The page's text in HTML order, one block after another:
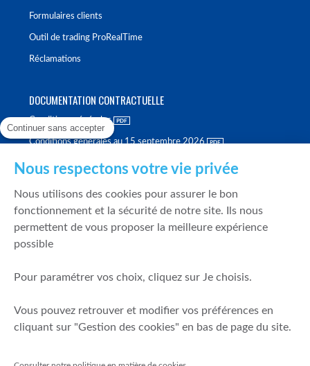
Formulaires clients
Outil de trading ProRealTime
Réclamations
DOCUMENTATION CONTRACTUELLE
Conditions générales
Conditions générales au 15 septembre 2026
Politique de meilleure sélection
Politique de durabilité
Fonds de garantie des dépôts et de résolution
Mentions légales
Prévention de la fraude
Continuer sans accepter
Nous respectons votre vie privée
Nous utilisons des cookies pour assurer le bon
fonctionnement et la sécurité de notre site. Ils nous
permettent de vous proposer la meilleure expérience
possible
Pour paramétrer vos choix, cliquez sur Je choisis.
Vous pouvez retrouver et modifier vos préférences en
cliquant sur "Gestion des cookies" en bas de page du site.